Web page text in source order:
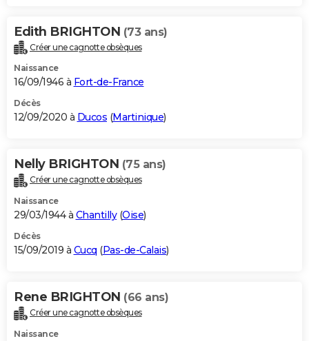
Edith BRIGHTON (73 ans)
Créer une cagnotte obsèques
Naissance
16/09/1946 à Fort-de-France
Décès
12/09/2020 à Ducos (Martinique)
Nelly BRIGHTON (75 ans)
Créer une cagnotte obsèques
Naissance
29/03/1944 à Chantilly(Oise)
Décès
15/09/2019 à Cucq (Pas-de-Calais)
Rene BRIGHTON (66 ans)
Créer une cagnotte obsèques
Naissance